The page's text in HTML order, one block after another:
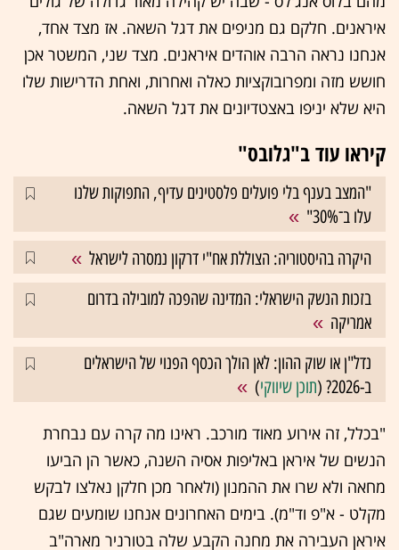
איראנים. חלקם גם מניפים את דגל השאה. אז מצד אחד,
אנחנו נראה הרבה אוהדים איראנים. מצד שני, המשטר אכן
חושש מזה ומפרובוקציות כאלה ואחרות, ואחת הדרישות שלו
היא שלא יניפו באצטדיונים את דגל השאה.
קיראו עוד ב"גלובס"
"המצב בענף בלי פועלים פלסטינים עדיף, התפוקות שלנו
עלו ב־30%"
היקרה בהיסטוריה: הצוללת אח"י דרקון נמסרה לישראל
בזכות הנשק הישראלי: המדינה שהפכה למובילה בדרום
אמריקה
נדל"ן או שוק ההון: לאן הולך הכסף הפנוי של הישראלים
ב-2026? (
תוכן שיווקי)
"בכלל, זה אירוע מאוד מורכב. ראינו מה קרה עם נבחרת
הנשים של איראן באליפות אסיה השנה, כאשר הן הביעו
מחאה ולא שרו את ההמנון (ולאחר מכן חלקן נאלצו לבקש
מקלט - א"פ וד"מ). בימים האחרונים אנחנו שומעים שגם
איראן העבירה את מחנה הקבע שלה בטורניר מארה"ב